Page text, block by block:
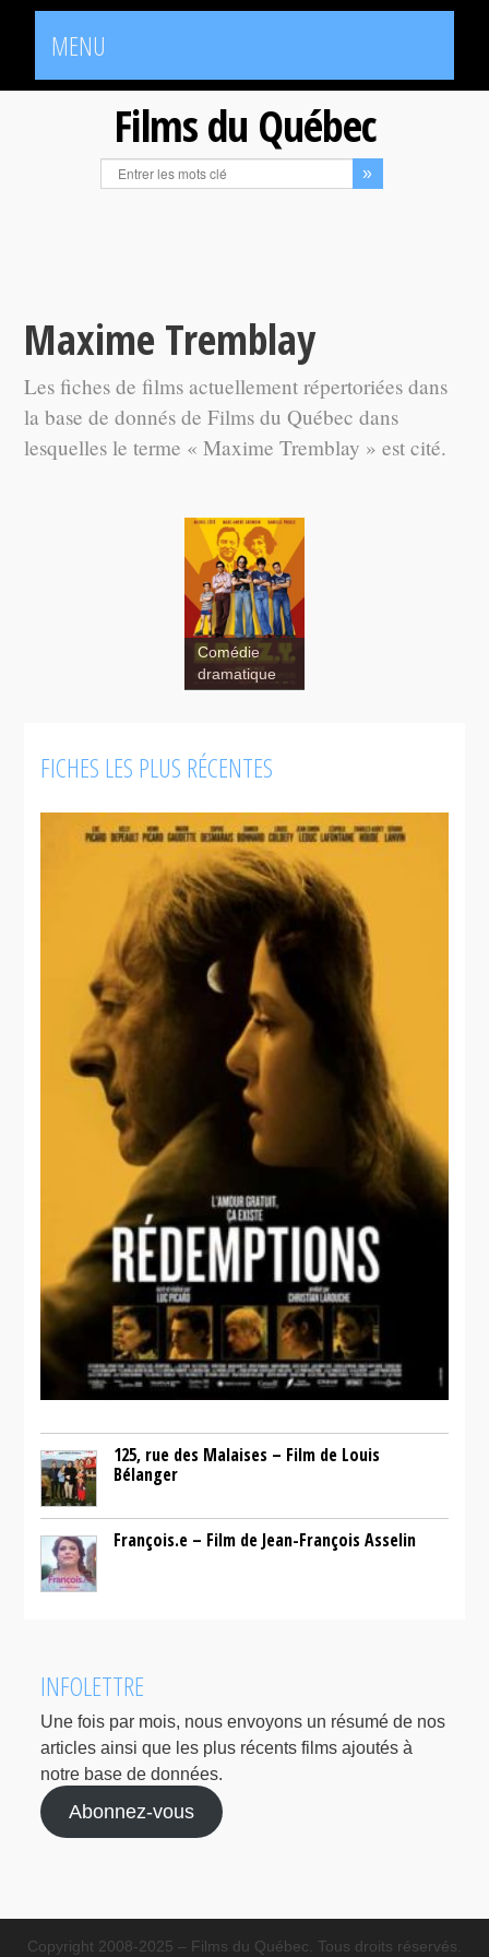
MENU
Films du Québec
Maxime Tremblay
Les fiches de films actuellement répertoriées dans
la base de donnés de Films du Québec dans
lesquelles le terme « Maxime Tremblay » est cité.
C.R.A.Z.Y.
Comédie
dramatique
FICHES LES PLUS RÉCENTES
125, rue des Malaises – Film de Louis
Bélanger
François.e – Film de Jean-François Asselin
INFOLETTRE
Une fois par mois, nous envoyons un résumé de nos
articles ainsi que les plus récents films ajoutés à
notre base de données.
Abonnez-vous
Copyright 2008-2025 – Films du Québec. Tous droits réservés.